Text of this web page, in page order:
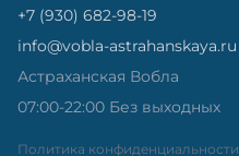
+7 (930) 682-98-19
info@vobla-astrahanskaya.ru
Астраханская Вобла
07:00-22:00 Без выходных
Политика конфиденциальности